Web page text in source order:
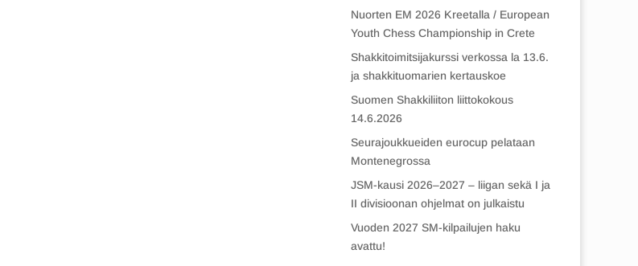
Nuorten EM 2026 Kreetalla / European
Youth Chess Championship in Crete
Shakkitoimitsijakurssi verkossa la 13.6.
ja shakkituomarien kertauskoe
Suomen Shakkiliiton liittokokous
14.6.2026
Seurajoukkueiden eurocup pelataan
Montenegrossa
JSM-kausi 2026–2027 – liigan sekä I ja
II divisioonan ohjelmat on julkaistu
Vuoden 2027 SM-kilpailujen haku
avattu!